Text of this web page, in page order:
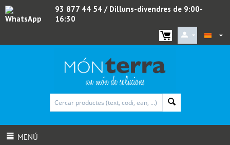
WhatsApp
93 877 44 54 / Dilluns-divendres de 9:00-
16:30
MENÚ